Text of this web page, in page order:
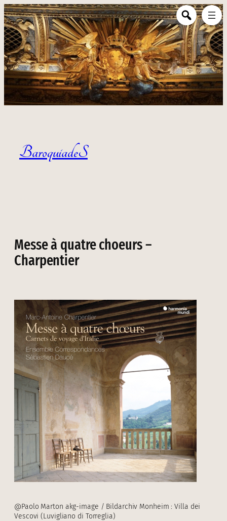
Aller au contenu
BaroquiadeS
Messe à quatre choeurs –
Charpentier
@Paolo Marton akg-image / Bildarchiv Monheim : Villa dei
Vescovi (Luvigliano di Torreglia)